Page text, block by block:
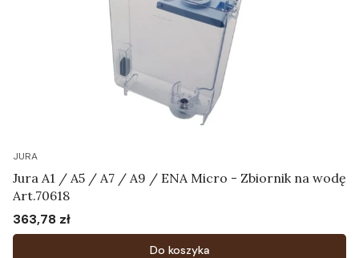
JURA
Jura A1 / A5 / A7 / A9 / ENA Micro - Zbiornik na wodę
Art.70618
Cena
363,78 zł
Do koszyka